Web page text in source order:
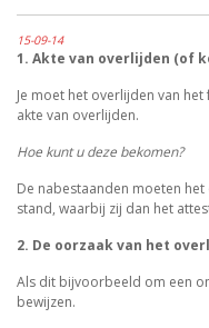
15-09-14
1. Akte van overlijden (of
Je moet het overlijden van
akte van overlijden.
Hoe kunt u deze bekomen?
De nabestaanden moeten
stand, waarbij zij dan het
2. De oorzaak van het
Als dit bijvoorbeeld om een
bewijzen.